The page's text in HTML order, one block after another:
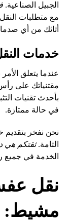
الجبيل الصناعية.
مع متطلبات
أثاثك من أي
خدمات
عندما يتعلق الأمر
مقتنياتك على
بأحدث تقنيات
في حالة ممتازة.
نحن نفخر بتقديم
التامة.ثقتكم هي
الخدمة في جميع
نقل
مشيط: